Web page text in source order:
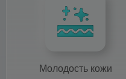
Молодость кожи